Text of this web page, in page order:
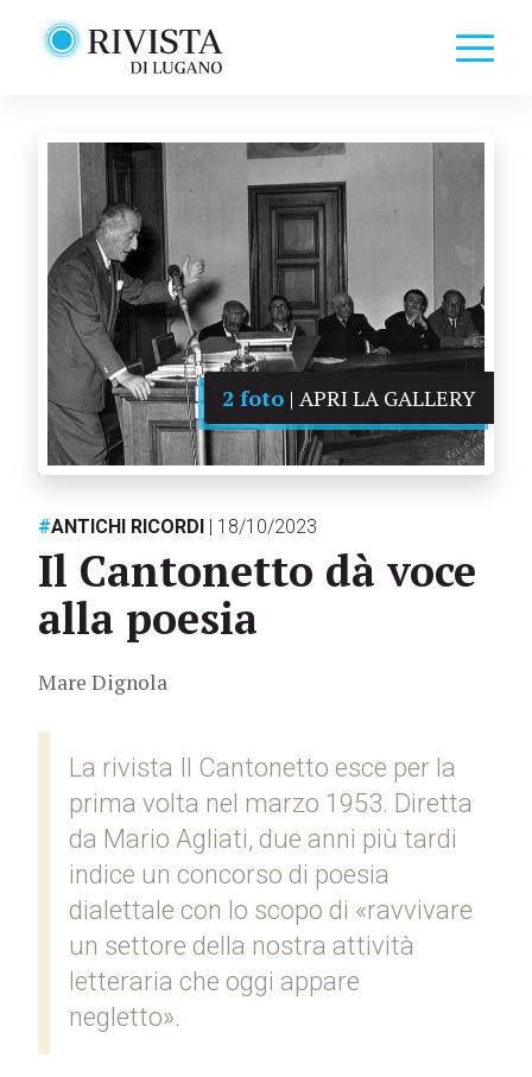
2 foto | APRI LA GALLERY
#ANTICHI RICORDI | 18/10/2023
Il Cantonetto dà voce
alla poesia
Mare Dignola
La rivista Il Cantonetto esce per la
prima volta nel marzo 1953. Diretta
da Mario Agliati, due anni più tardi
indice un concorso di poesia
dialettale con lo scopo di «ravvivare
un settore della nostra attività
letteraria che oggi appare
negletto».